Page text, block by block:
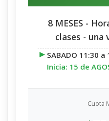
4490).
presencial en Av.
virtual).
Clases Virtuales:
complementarias
instituciones
8 MESES -
clases - una
►SABADO 11:30 a
Inicia: 15 de
Cuota